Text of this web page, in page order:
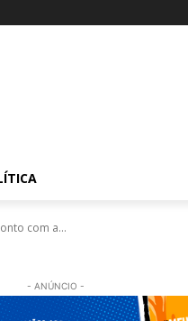
com a...
- ANÚNCIO -